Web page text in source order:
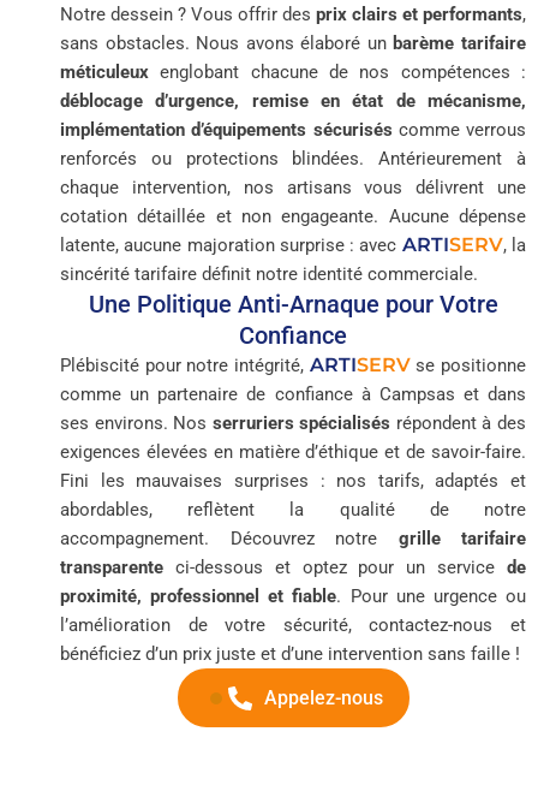
Notre dessein ? Vous offrir des prix clairs et performants,
sans obstacles. Nous avons élaboré un barème tarifaire
méticuleux englobant chacune de nos compétences :
déblocage d’urgence, remise en état de mécanisme,
implémentation d’équipements sécurisés comme verrous
renforcés ou protections blindées. Antérieurement à
chaque intervention, nos artisans vous délivrent une
cotation détaillée et non engageante. Aucune dépense
latente, aucune majoration surprise : avec ARTISERV, la
sincérité tarifaire définit notre identité commerciale.
Une Politique Anti-Arnaque pour Votre
Confiance
Plébiscité pour notre intégrité, ARTISERVse positionne
comme un partenaire de confiance à Campsas et dans
ses environs. Nos serruriers spécialisés répondent à des
exigences élevées en matière d’éthique et de savoir-faire.
Fini les mauvaises surprises : nos tarifs, adaptés et
abordables, reflètent la qualité de notre
accompagnement. Découvrez notre grille tarifaire
transparente ci-dessous et optez pour un service de
proximité, professionnel et fiable. Pour une urgence ou
l’amélioration de votre sécurité, contactez-nous et
bénéficiez d’un prix juste et d’une intervention sans faille !
Appelez-nous